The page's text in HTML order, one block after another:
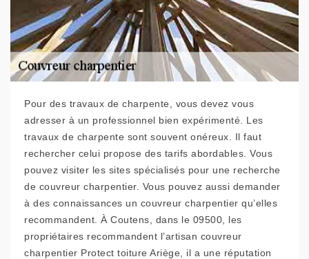
Pour des travaux de charpente, vous devez vous
adresser à un professionnel bien expérimenté. Les
travaux de charpente sont souvent onéreux. Il faut
rechercher celui propose des tarifs abordables. Vous
pouvez visiter les sites spécialisés pour une recherche
de couvreur charpentier. Vous pouvez aussi demander
à des connaissances un couvreur charpentier qu’elles
recommandent. À Coutens, dans le 09500, les
propriétaires recommandent l’artisan couvreur
charpentier Protect toiture Ariège, il a une réputation